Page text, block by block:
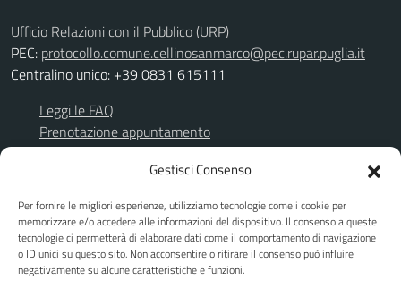
Gestisci Consenso
Per fornire le migliori esperienze, utilizziamo tecnologie come i cookie per
memorizzare e/o accedere alle informazioni del dispositivo. Il consenso a queste
tecnologie ci permetterà di elaborare dati come il comportamento di navigazione
o ID unici su questo sito. Non acconsentire o ritirare il consenso può influire
negativamente su alcune caratteristiche e funzioni.
Ufficio Relazioni con il Pubblico (URP)
PEC: protocollo.comune.cellinosanmarco@pec.rupar.puglia.it
Centralino unico: +39 0831 615111
Leggi le FAQ
Prenotazione appuntamento
Richiesta assistenza
Segnalazione disservizio
Albo Pretorio
Amministrazione trasparente
TuttoGare
Informativa privacy